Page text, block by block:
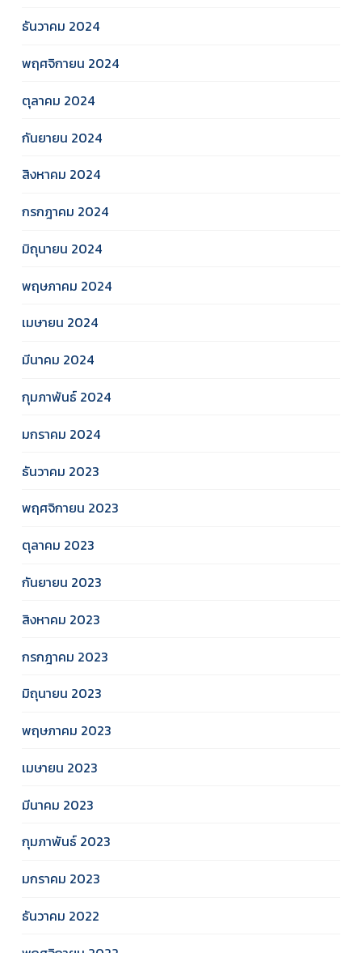
ธันวาคม 2024
พฤศจิกายน 2024
ตุลาคม 2024
กันยายน 2024
สิงหาคม 2024
กรกฎาคม 2024
มิถุนายน 2024
พฤษภาคม 2024
เมษายน 2024
มีนาคม 2024
กุมภาพันธ์ 2024
มกราคม 2024
ธันวาคม 2023
พฤศจิกายน 2023
ตุลาคม 2023
กันยายน 2023
สิงหาคม 2023
กรกฎาคม 2023
มิถุนายน 2023
พฤษภาคม 2023
เมษายน 2023
มีนาคม 2023
กุมภาพันธ์ 2023
มกราคม 2023
ธันวาคม 2022